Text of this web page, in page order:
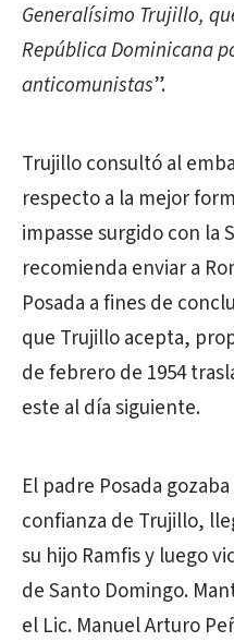
Generalísimo Trujillo,
República Dominicana
anticomunistas”.
Trujillo consultó al
respecto a la mejor
impasse surgido con la
recomienda enviar a
Posada a fines de
que Trujillo acepta,
de febrero de 1954
este al día siguiente.
El padre Posada
confianza de Trujillo,
su hijo Ramfis y luego
de Santo Domingo.
el Lic. Manuel Arturo